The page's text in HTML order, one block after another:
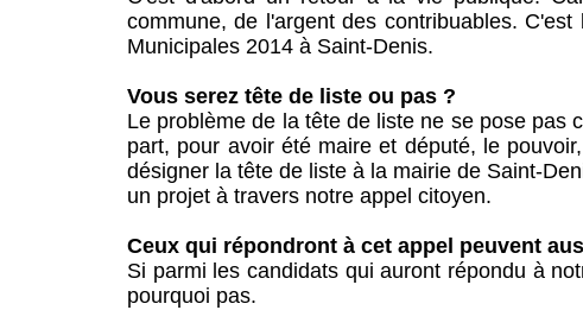
commune, de l'argent des contribuables.
Municipales 2014 à Saint-Denis.
Vous serez tête de liste ou pas ?
Le problème de la tête de liste ne se pose pas
part, pour avoir été maire et député, le
désigner la tête de liste à la mairie de Saint-
un projet à travers notre appel citoyen.
Ceux qui répondront à cet appel peuvent
Si parmi les candidats qui auront répondu à
pourquoi pas.